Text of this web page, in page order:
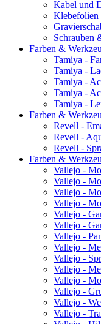
Kabel und
Klebefolien
Schrauben
Farben &
Tamiya -
Tamiya -
Tamiya -
Tamiya -
Tamiya -
Farben &
Revell -
Revell -
Revell -
Farben &
Vallejo -
Vallejo -
Vallejo -
Vallejo -
Vallejo -
Vallejo -
Vallejo -
Vallejo -
Vallejo -
Vallejo -
Vallejo -
Vallejo -
Vallejo -
Vallejo -